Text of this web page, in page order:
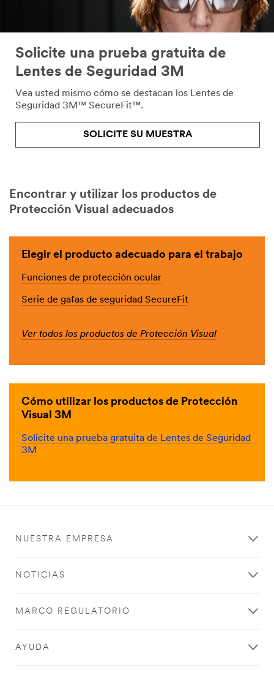
Solicite una prueba gratuita de
Lentes de Seguridad 3M
Vea usted mismo cómo se destacan los Lentes de
Seguridad 3M™ SecureFit™.
SOLICITE SU MUESTRA
Encontrar y utilizar los productos de
Protección Visual adecuados
Elegir el producto adecuado para el trabajo
Funciones de protección ocular
Serie de gafas de seguridad SecureFit
Ver todos los productos de Protección Visual
Cómo utilizar los productos de Protección
Visual 3M
Solicite una prueba gratuita de Lentes de Seguridad
3M
NUESTRA EMPRESA
NOTICIAS
MARCO REGULATORIO
AYUDA